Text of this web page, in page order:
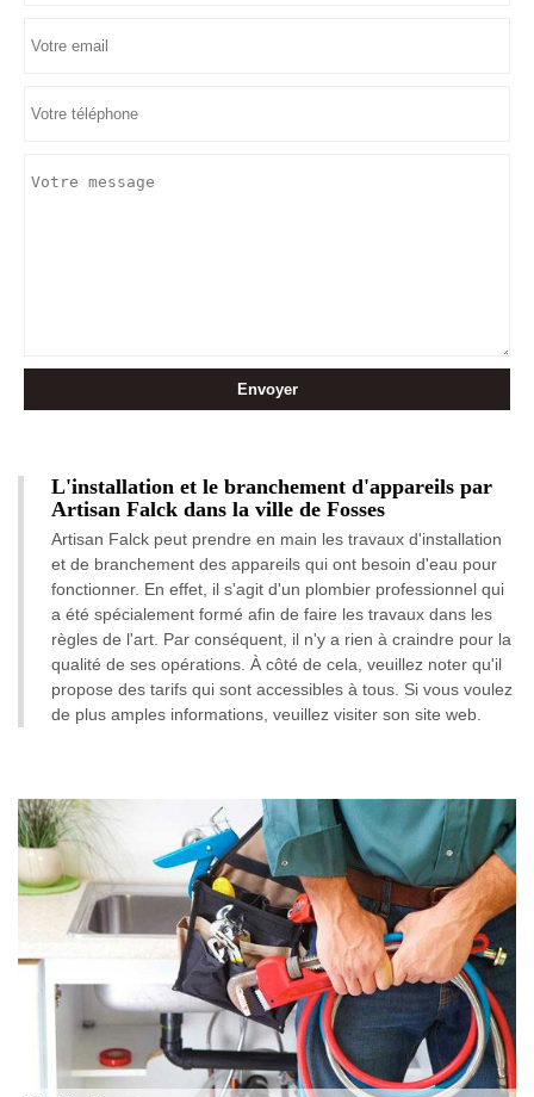
L'installation et le branchement d'appareils par
Artisan Falck dans la ville de Fosses
Artisan Falck peut prendre en main les travaux d'installation
et de branchement des appareils qui ont besoin d'eau pour
fonctionner. En effet, il s'agit d'un plombier professionnel qui
a été spécialement formé afin de faire les travaux dans les
règles de l'art. Par conséquent, il n'y a rien à craindre pour la
qualité de ses opérations. À côté de cela, veuillez noter qu'il
propose des tarifs qui sont accessibles à tous. Si vous voulez
de plus amples informations, veuillez visiter son site web.